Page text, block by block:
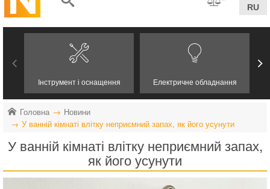
RU
Інструмент і оснащення Електричне обладнання
Головна
Новини
У ванній кімнаті влітку неприємний запах, як його усунути
У ванній кімнаті влітку неприємний запах,
як його усунути